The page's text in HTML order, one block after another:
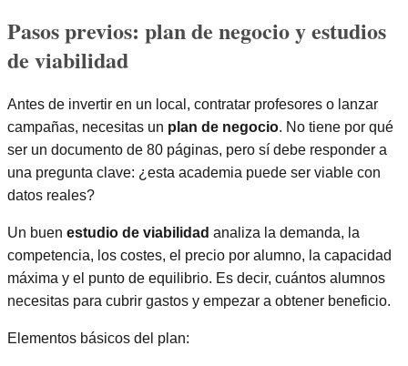
Pasos previos: plan de negocio y estudios
de viabilidad
Antes de invertir en un local, contratar profesores o lanzar
campañas, necesitas un plan de negocio. No tiene por qué
ser un documento de 80 páginas, pero sí debe responder a
una pregunta clave: ¿esta academia puede ser viable con
datos reales?
Un buen estudio de viabilidad analiza la demanda, la
competencia, los costes, el precio por alumno, la capacidad
máxima y el punto de equilibrio. Es decir, cuántos alumnos
necesitas para cubrir gastos y empezar a obtener beneficio.
Elementos básicos del plan: